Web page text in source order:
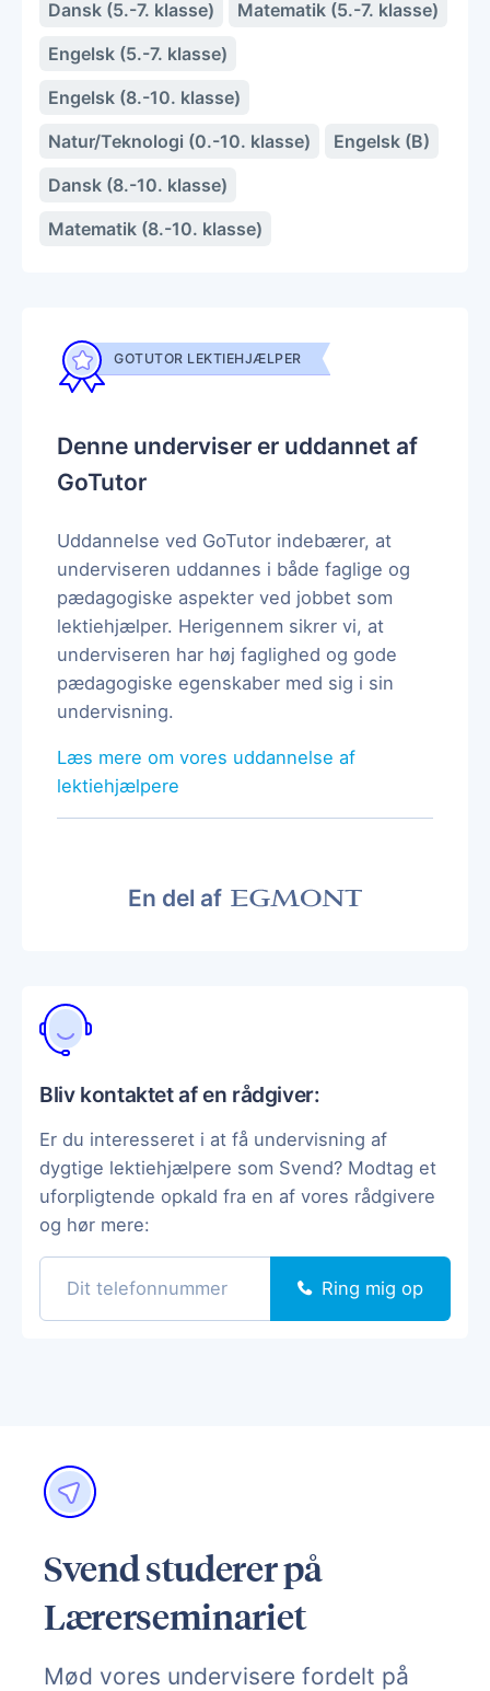
Dansk (5.-7. klasse)
Matematik (5.-7. klasse)
Engelsk (5.-7. klasse)
Engelsk (8.-10. klasse)
Natur/Teknologi (0.-10. klasse)
Engelsk (B)
Dansk (8.-10. klasse)
Matematik (8.-10. klasse)
GOTUTOR LEKTIEHJÆLPER
Denne underviser er uddannet af
GoTutor
Uddannelse ved GoTutor indebærer, at
underviseren uddannes i både faglige og
pædagogiske aspekter ved jobbet som
lektiehjælper. Herigennem sikrer vi, at
underviseren har høj faglighed og gode
pædagogiske egenskaber med sig i sin
undervisning.
Læs mere om vores uddannelse af
lektiehjælpere
En del af
Bliv kontaktet af en rådgiver:
Er du interesseret i at få undervisning af
dygtige lektiehjælpere som Svend? Modtag et
uforpligtende opkald fra en af vores rådgivere
og hør mere:
Ring mig op
Svend studerer på
Lærerseminariet
Mød vores undervisere fordelt på